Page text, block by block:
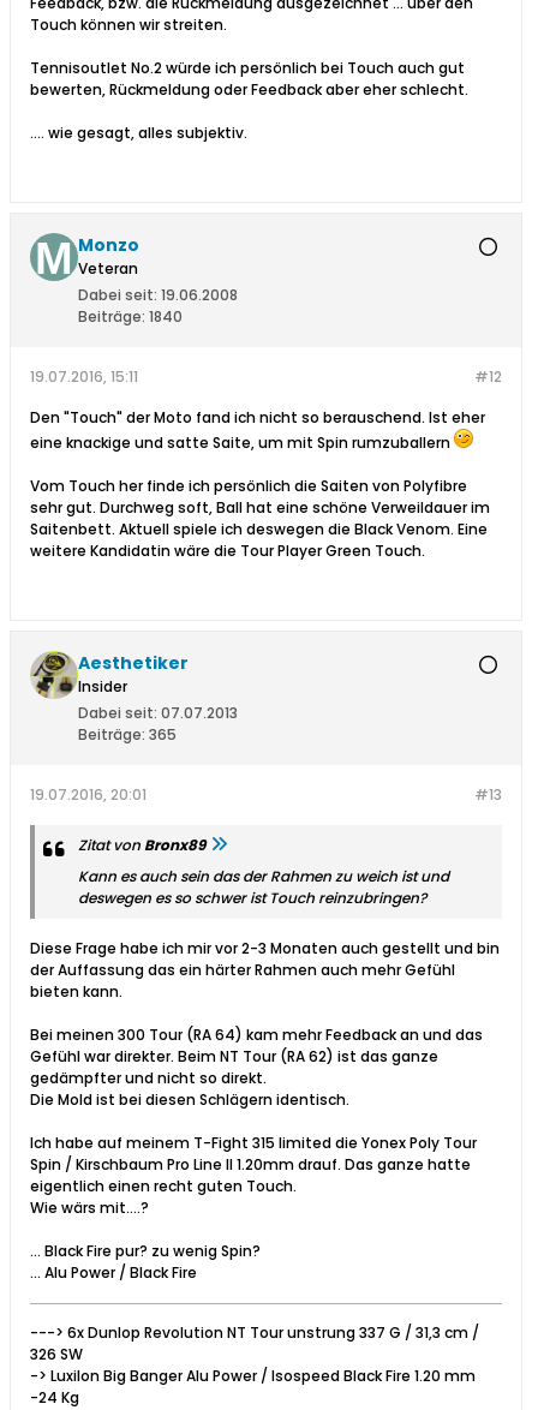
Touch können wir streiten.
Tennisoutlet No.2 würde ich persönlich bei Touch auch gut
bewerten, Rückmeldung oder Feedback aber eher schlecht.
.... wie gesagt, alles subjektiv.
Monzo
Veteran
Dabei seit: 19.06.2008
Beiträge: 1840
#12
19.07.2016, 15:11
Den "Touch" der Moto fand ich nicht so berauschend. Ist eher
eine knackige und satte Saite, um mit Spin rumzuballern
Vom Touch her finde ich persönlich die Saiten von Polyfibre
sehr gut. Durchweg soft, Ball hat eine schöne Verweildauer im
Saitenbett. Aktuell spiele ich deswegen die Black Venom. Eine
weitere Kandidatin wäre die Tour Player Green Touch.
Aesthetiker
Insider
Dabei seit: 07.07.2013
Beiträge: 365
#13
19.07.2016, 20:01
Zitat vonBronx89
Kann es auch sein das der Rahmen zu weich ist und
deswegen es so schwer ist Touch reinzubringen?
Diese Frage habe ich mir vor 2-3 Monaten auch gestellt und bin
der Auffassung das ein härter Rahmen auch mehr Gefühl
bieten kann.
Bei meinen 300 Tour (RA 64) kam mehr Feedback an und das
Gefühl war direkter. Beim NT Tour (RA 62) ist das ganze
gedämpfter und nicht so direkt.
Die Mold ist bei diesen Schlägern identisch.
Ich habe auf meinem T-Fight 315 limited die Yonex Poly Tour
Spin / Kirschbaum Pro Line II 1.20mm drauf. Das ganze hatte
eigentlich einen recht guten Touch.
Wie wärs mit....?
... Black Fire pur? zu wenig Spin?
... Alu Power / Black Fire
---> 6x Dunlop Revolution NT Tour unstrung 337 G / 31,3 cm /
326 SW
-> Luxilon Big Banger Alu Power / Isospeed Black Fire 1.20 mm
-24 Kg